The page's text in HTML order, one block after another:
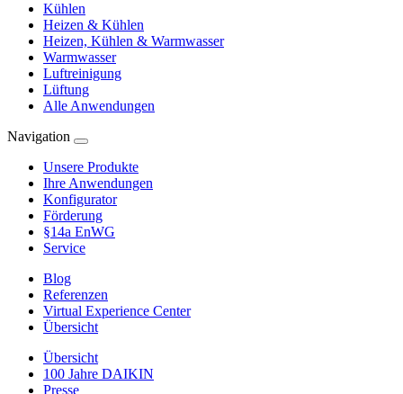
Kühlen
Heizen & Kühlen
Heizen, Kühlen & Warmwasser
Warmwasser
Luftreinigung
Lüftung
Alle Anwendungen
Navigation
Unsere Produkte
Ihre Anwendungen
Konfigurator
Förderung
§14a EnWG
Service
Blog
Referenzen
Virtual Experience Center
Übersicht
Übersicht
100 Jahre DAIKIN
Presse